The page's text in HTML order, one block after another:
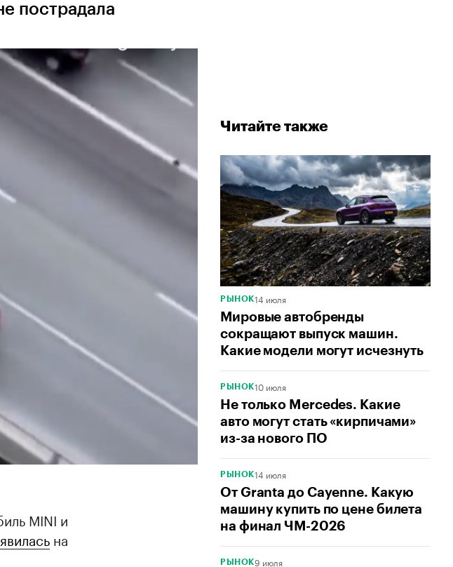
Читайте также
РЫНОК14 июля
Мировые автобренды
сокращают выпуск машин.
Какие модели могут исчезнуть
РЫНОК10 июля
Не только Mercedes. Какие
авто могут стать «кирпичами»
из-за нового ПО
РЫНОК14 июля
От Granta до Cayenne. Какую
машину купить по цене билета
на финал ЧМ-2026
РЫНОК9 июля
пострадала
MINI и
на